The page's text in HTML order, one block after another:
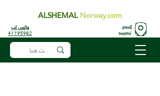
ALSHEMALNorway.com
واتس اب
41195982
النرويج
ترومسو